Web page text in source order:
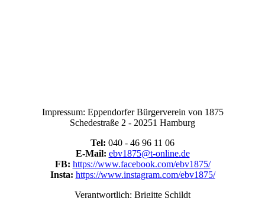
Impressum: Eppendorfer Bürgerverein von 1875
Schedestraße 2 - 20251 Hamburg
Tel: 040 - 46 96 11 06
E-Mail: ebv1875@t-online.de
FB: https://www.facebook.com/ebv1875/
Insta: https://www.instagram.com/ebv1875/
Verantwortlich: Brigitte Schildt